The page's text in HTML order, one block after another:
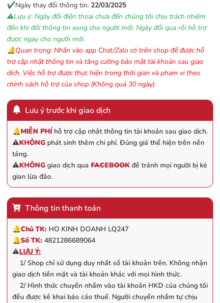
✔️Ngày thay đổi thông tin: 22/03/2025
⚠️Lưu ý: Ngày đổi điện thoại chưa đến chúng tôi chịu trách nhiệm
đến khi đổi thông tin xong cho người mới. Ngày đổi qua rồi hỗ trợ
được ngay cho người mới.
🔔Quan trọng: Nhắn vào app Chat/Zalo có trên shop để được hỗ
trợ cập nhật thông tin và tăng cường bảo mật tài khoản sau giao
dịch. Việc hỗ trợ được thực hiện trong thời gian và phạm vi theo
chính sách hỗ trợ của shop (Không quá 30 ngày).
Lưu ý trước khi giao dịch
🔔MIỄN PHÍ hỗ trợ cập nhật thông tin tài khoản sau giao dịch.
⚠️KHÔNG phát sinh thêm chi phí. Đúng giá thể hiện trên nền
tảng.
⚠️KHÔNG giao dịch qua FACEBOOK để tránh mọi người bị kẻ
gian lừa đảo.
Thông tin thanh toán
🔔Chủ TK: HO KINH DOANH LQ247
🔔Số TK: 4821286689064
⚠️LƯU Ý:
1/ Shop chỉ sử dụng duy nhất số tài khoản trên. Không nhận
giao dịch tiền mặt và tài khoản khác với mọi hình thức.
2/ Hình thức chuyển nhầm vào tài khoản HKD của chúng tôi
đều được kê khai báo cáo thuế. Người chuyển nhầm tự chịu